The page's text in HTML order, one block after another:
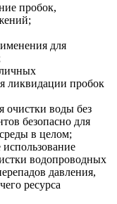
пробок,
для
ликвидации пробок
очистки воды без
безопасно для
в целом;
водопроводных
давления,
ресурса